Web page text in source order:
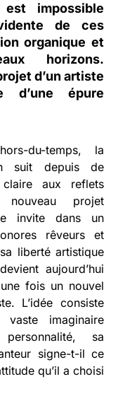
impossible
de ces
organique et
horizons.
d’un artiste
d’une épure
du-temps, la
suit depuis de
claire aux reflets
projet
invite dans un
rêveurs et
liberté artistique
aujourd’hui
fois un nouvel
L’idée consiste
imaginaire
sa
signe-t-il ce
qu’il a choisi